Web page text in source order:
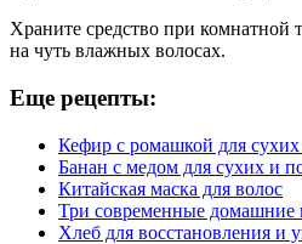
Храните средство при комнатной
на чуть влажных волосах.
Еще рецепты:
Кефир с ромашкой для
Банан с медом для сухих и
Китайская маска для волос
Три современные домашние
Хлеб для восстановления и